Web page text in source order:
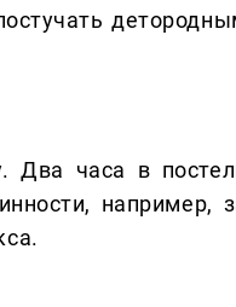
Два часа в
например,